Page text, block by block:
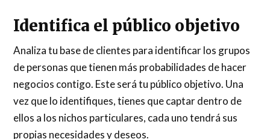
Identifica el público objetivo
Analiza tu base de clientes para identificar los grupos
de personas que tienen más probabilidades de hacer
negocios contigo. Este será tu público objetivo. Una
vez que lo identifiques, tienes que captar dentro de
ellos a los nichos particulares, cada uno tendrá sus
propias necesidades y deseos.